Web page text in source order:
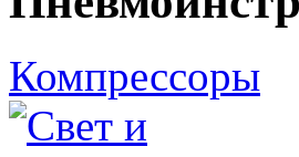
Компрессоры